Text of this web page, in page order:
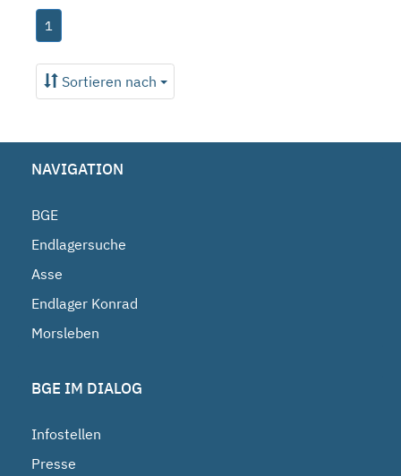
1
Sortieren nach
NAVIGATION
BGE
Endlagersuche
Asse
Endlager Konrad
Morsleben
BGE IM DIALOG
Infostellen
Presse